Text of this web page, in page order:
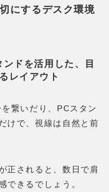
にするデスク環境
ドを活用した、目
レイアウト
繋いだり、PCスタン
けで、視線は自然と前
正されると、数日で肩
できるでしょう。